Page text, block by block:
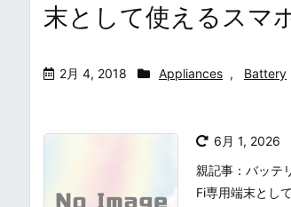
末として使えるスマ
2月 4, 2018 Appliances , Battery
6月 1, 2026
親記事：バッテ
Fi専用端末とし